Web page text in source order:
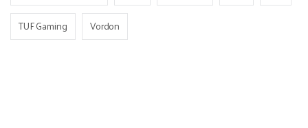
TUF Gaming
Vordon